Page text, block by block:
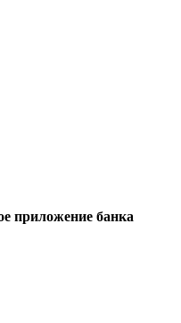
приложение банка